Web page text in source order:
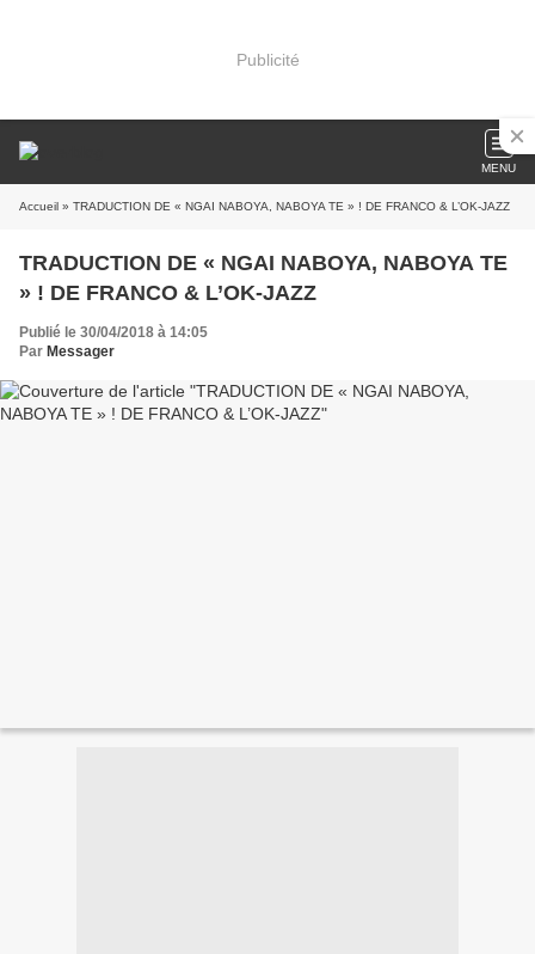
Publicité
MENU
Accueil » TRADUCTION DE « NGAI NABOYA, NABOYA TE » ! DE FRANCO & L’OK-JAZZ
TRADUCTION DE « NGAI NABOYA, NABOYA TE
» ! DE FRANCO & L’OK-JAZZ
Publié le 30/04/2018 à 14:05
Par Messager